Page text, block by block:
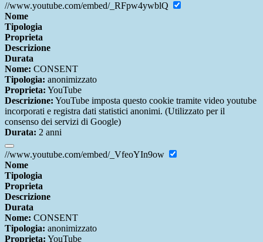
//www.youtube.com/embed/_RFpw4ywblQ
Nome
Tipologia
Proprieta
Descrizione
Durata
Nome: CONSENT
Tipologia: anonimizzato
Proprieta: YouTube
Descrizione: YouTube imposta questo cookie tramite video youtube
incorporati e registra dati statistici anonimi. (Utilizzato per il
consenso dei servizi di Google)
Durata: 2 anni
//www.youtube.com/embed/_VfeoYIn9ow
Nome
Tipologia
Proprieta
Descrizione
Durata
Nome: CONSENT
Tipologia: anonimizzato
Proprieta: YouTube